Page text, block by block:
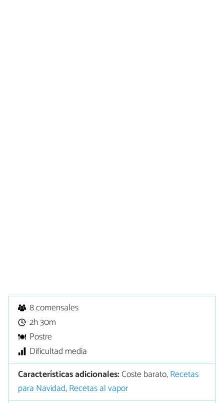
8 comensales
2h 30m
Postre
Dificultad media
Características adicionales:Coste barato,Recetas
para Navidad,Recetas al vapor